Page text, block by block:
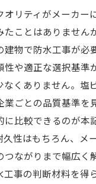
オリティがメーカー
たことはありません
建物で防水工事が必
性や適正な選択基準
なくありません。塩
ごとの品質基準を
に比較できるのが本
久性はもちろん、メ
つながりまで幅広く
工事の判断材料を得